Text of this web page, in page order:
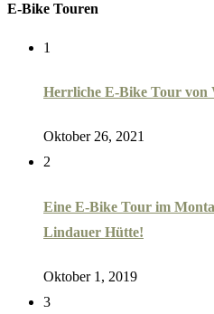
E-Bike Touren
1
Herrliche E-Bike Tour von
Oktober 26, 2021
2
Eine E-Bike Tour im
Lindauer Hütte!
Oktober 1, 2019
3